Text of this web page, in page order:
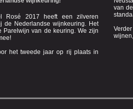
Rosé 2017 heeft een zilveren
blij mee!
het tweede jaar op rij plaats in
van de Pfalzer weinverein gekeurd, volgens de Duitse